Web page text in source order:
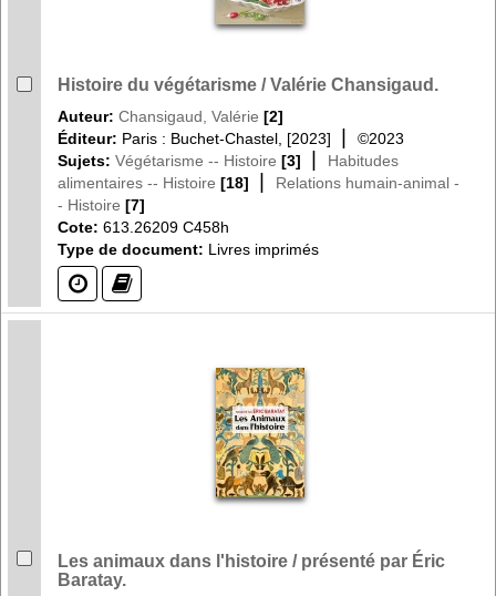
Histoire du végétarisme / Valérie Chansigaud.
Auteur: Chansigaud, Valérie [2]
Éditeur: Paris : Buchet-Chastel, [2023] |
©2023
Sujets: Végétarisme -- Histoire [3] |
Habitudes
alimentaires -- Histoire [18] |
Relations humain-animal -
- Histoire [7]
Cote: 613.26209 C458h
Type de document: Livres imprimés
(?) (?)
Les animaux dans l'histoire / présenté par Éric
Baratay.